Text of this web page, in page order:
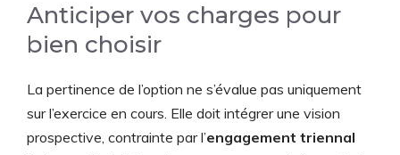
Anticiper vos charges pour
bien choisir
La pertinence de l’option ne s’évalue pas uniquement
sur l’exercice en cours. Elle doit intégrer une vision
prospective, contrainte par l’engagement triennal